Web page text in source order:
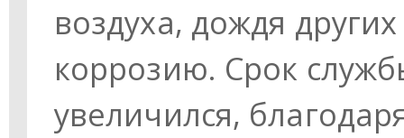
воздуха, дождя
коррозию. Срок
увеличился,